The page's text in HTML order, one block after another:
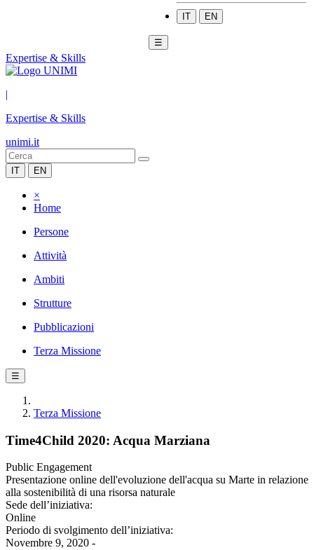
IT EN
☰
Expertise & Skills
|
Expertise & Skills
unimi.it
IT EN
×
Home
Persone
Attività
Ambiti
Strutture
Pubblicazioni
Terza Missione
☰
Terza Missione
Time4Child 2020: Acqua Marziana
Public Engagement
Presentazione online dell'evoluzione dell'acqua su Marte in relazione
alla sostenibilità di una risorsa naturale
Sede dell’iniziativa:
Online
Periodo di svolgimento dell’iniziativa:
Novembre 9, 2020 -